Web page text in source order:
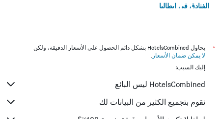
الفنادق في إيطاليا
*
يحاول HotelsCombined بشكل دائم الحصول على الأسعار الدقيقة، ولكن
لا يمكن ضمان الأسعار .
إليك السبب:
HotelsCombined ليس البائع
نقوم بتجميع الكثير من البيانات لك